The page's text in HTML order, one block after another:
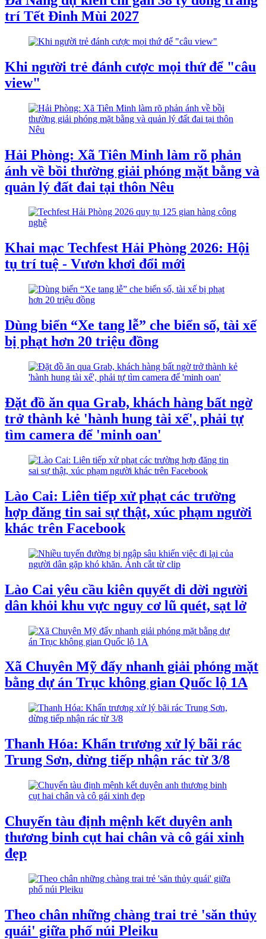
trí Tết Đinh Mùi 2027
Khi người trẻ đánh cược mọi thứ để "câu
view"
Hải Phòng: Xã Tiên Minh làm rõ phản
ánh về bồi thường giải phóng mặt bằng và
quản lý đất đai tại thôn Nêu
Khai mạc Techfest Hải Phòng 2026: Hội
tụ trí tuệ - Vươn khơi đổi mới
Dùng biển “Xe tang lễ” che biển số, tài xế
bị phạt hơn 20 triệu đồng
Đặt đồ ăn qua Grab, khách hàng bất ngờ
trở thành kẻ 'hành hung tài xế', phải tự
tìm camera để 'minh oan'
Lào Cai: Liên tiếp xử phạt các trường
hợp đăng tin sai sự thật, xúc phạm người
khác trên Facebook
Lào Cai yêu cầu kiên quyết di dời người
dân khỏi khu vực nguy cơ lũ quét, sạt lở
Xã Chuyên Mỹ đẩy nhanh giải phóng mặt
bằng dự án Trục không gian Quốc lộ 1A
Thanh Hóa: Khẩn trương xử lý bãi rác
Trung Sơn, dừng tiếp nhận rác từ 3/8
Chuyến tàu định mệnh kết duyên anh
thương binh cụt hai chân và cô gái xinh
đẹp
Theo chân những chàng trai trẻ 'săn thủy
quái' giữa phố núi Pleiku